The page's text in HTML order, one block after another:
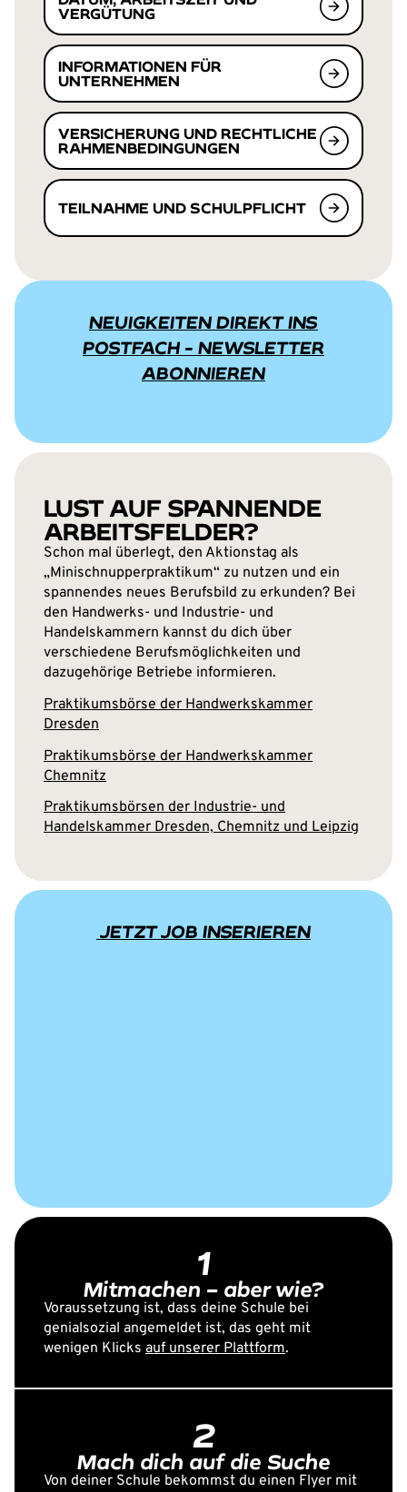
VERGÜTUNG
INFORMATIONEN FÜR
UNTERNEHMEN
VERSICHERUNG UND RECHTLICHE
RAHMENBEDINGUNGEN
TEILNAHME UND SCHULPFLICHT
NEUIGKEITEN DIREKT INS
POSTFACH - NEWSLETTER
ABONNIEREN
LUST AUF SPANNENDE
ARBEITSFELDER?
Schon mal überlegt, den Aktionstag als
„Minischnupperpraktikum“ zu nutzen und ein
spannendes neues Berufsbild zu erkunden? Bei
den Handwerks- und Industrie- und
Handelskammern kannst du dich über
verschiedene Berufsmöglichkeiten und
dazugehörige Betriebe informieren.
Praktikumsbörse der Handwerkskammer
Dresden
Praktikumsbörse der Handwerkskammer
Chemnitz
Praktikumsbörsen der Industrie- und
Handelskammer Dresden, Chemnitz und Leipzig
JETZT JOB INSERIEREN
1
Mitmachen – aber wie?
Voraussetzung ist, dass deine Schule bei
genialsozial angemeldet ist, das geht mit
wenigen Klicks auf unserer Plattform.
2
Mach dich auf die Suche
Von deiner Schule bekommst du einen Flyer mit